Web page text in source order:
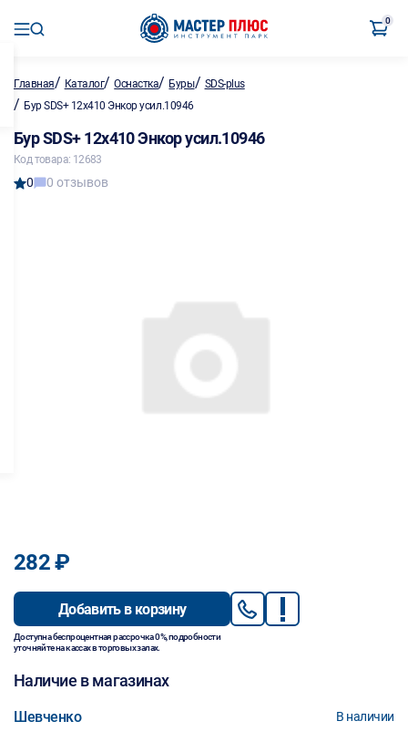
0
Главная/ Каталог/Оснастка/ Буры/ SDS-plus
/ Бур SDS+ 12х410 Энкор усил.10946
Бур SDS+ 12х410 Энкор усил.10946
Код товара: 12683
0 0 отзывов
282 ₽
Добавить в корзину
Доступна беспроцентная рассрочка 0%, подробности
уточняйте на кассах в торговых залах.
Наличие в магазинах
Шевченко В наличии